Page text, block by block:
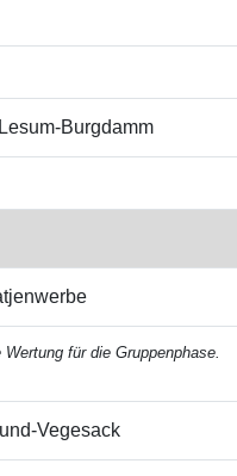
Burgdamm
für die Gruppenphase.
Vegesack